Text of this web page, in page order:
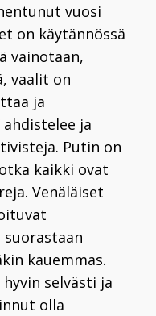
vuosi
on käytännössä
vainotaan,
vaalit on
ja
ahdistelee ja
Putin on
kaikki ovat
Venäläiset
kauemmas.
selvästi ja
olla